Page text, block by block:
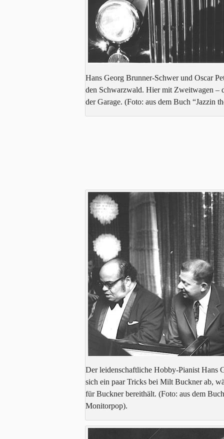
Hans Georg Brunner-Schwer und Oscar
den Schwarzwald. Hier mit Zweitwagen –
der Garage. (Foto: aus dem Buch “Jazzin
Der leidenschaftliche Hobby-Pianist Hans
sich ein paar Tricks bei Milt Buckner ab,
für Buckner bereithält. (Foto: aus dem
Monitorpop).